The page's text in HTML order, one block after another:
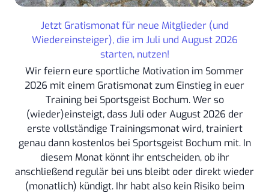
Jetzt Gratismonat für neue Mitglieder (und
Wiedereinsteiger), die im Juli und August 2026
starten, nutzen!
Wir feiern eure sportliche Motivation im Sommer
2026 mit einem Gratismonat zum Einstieg in euer
Training bei Sportsgeist Bochum. Wer so
(wieder)einsteigt, dass Juli oder August 2026 der
erste vollständige Trainingsmonat wird, trainiert
genau dann kostenlos bei Sportsgeist Bochum mit. In
diesem Monat könnt ihr entscheiden, ob ihr
anschließend regulär bei uns bleibt oder direkt wieder
(monatlich) kündigt. Ihr habt also kein Risiko beim